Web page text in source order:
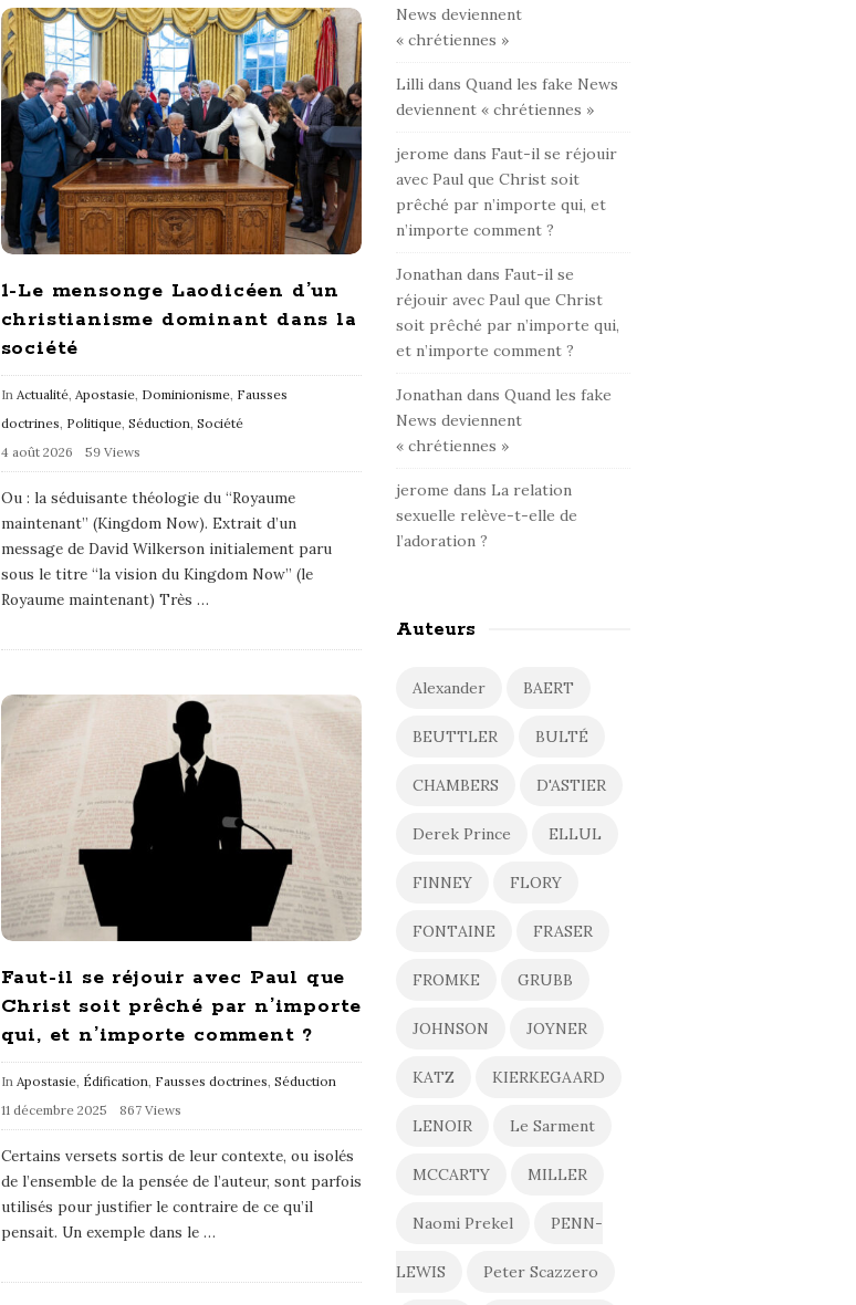
1-Le mensonge Laodicéen d’un
christianisme dominant dans la
société
In Actualité, Apostasie, Dominionisme, Fausses
doctrines Politique, Séduction Société
4 août 2026
59 Views
Ou : la séduisante théologie du “Royaume
maintenant” (Kingdom Now). Extrait d’un
message de David Wilkerson initialement paru
sous le titre “la vision du Kingdom Now” (le
Royaume maintenant) Très …
Faut-il se réjouir avec Paul que
Christ soit prêché par n’importe
qui, et n’importe comment ?
In Apostasie, Édification Fausses doctrines Séduction
11 décembre 2025
867 Views
Certains versets sortis de leur contexte, ou isolés
de l’ensemble de la pensée de l’auteur, sont parfois
utilisés pour justifier le contraire de ce qu’il
pensait. Un exemple dans le…
News deviennent
« chrétiennes »
Lilli dansQuand les fake News
deviennent « chrétiennes »
jerome dans Faut-il se réjouir
avec Paul que Christ soit
prêché par n’importe qui, et
n’importe comment ?
Jonathan dans Faut-il se
réjouir avec Paul que Christ
soit prêché par n’importe qui,
et n’importe comment ?
Jonathan dansQuand les fake
News deviennent
« chrétiennes »
jerome dans La relation
sexuelle relève-t-elle de
l’adoration ?
Auteurs
Alexander BAERT
BEUTTLER BULTÉ
CHAMBERS D'ASTIER
Derek Prince ELLUL
FINNEY FLORY
FONTAINE FRASER
FROMKE GRUBB
JOHNSON JOYNER
KATZ KIERKEGAARD
LENOIR Le Sarment
MCCARTY MILLER
Naomi Prekel PENN-
LEWIS Peter Scazzero